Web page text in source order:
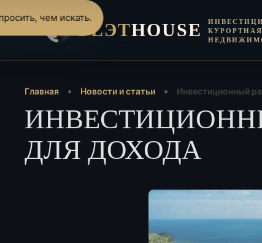
FLЭTHOUSE
КУРОРТНАЯ
Главная Новости и статьи Инвестиционный
ДЛЯ ДОХОДА
чем искать.